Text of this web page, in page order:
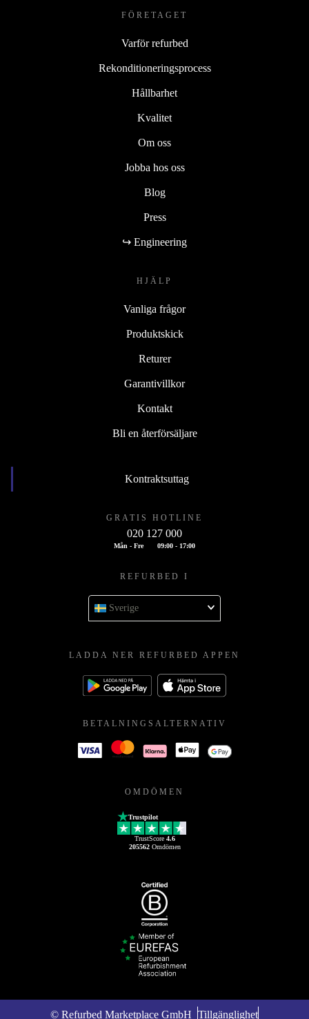
FÖRETAGET
Varför refurbed
Rekonditioneringsprocess
Hållbarhet
Kvalitet
Om oss
Jobba hos oss
Blog
Press
↪ Engineering
HJÄLP
Vanliga frågor
Produktskick
Returer
Garantivillkor
Kontakt
Bli en återförsäljare
Kontraktsuttag
GRATIS HOTLINE
020 127 000
Mån - Fre 09:00 - 17:00
REFURBED I
Sverige
LADDA NER REFURBED APPEN
BETALNINGSALTERNATIV
OMDÖMEN
Trustpilot
TrustScore 4.6
205562Omdömen
© Refurbed Marketplace GmbH Tillgänglighet